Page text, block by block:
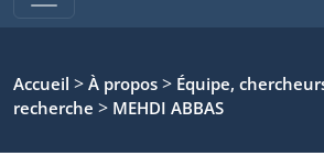
Accueil > À propos > Équipe,
recherche > MEHDI ABBAS